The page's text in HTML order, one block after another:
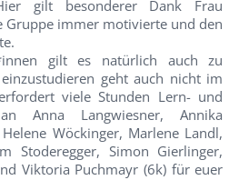
gilt besonderer Dank Frau
Gruppe immer motivierte und den
gilt es natürlich auch zu
geht auch nicht im
viele Stunden Lern- und
Anna Langwiesner, Annika
Wöckinger, Marlene Landl,
Stoderegger, Simon Gierlinger,
Viktoria Puchmayr (6k) für euer